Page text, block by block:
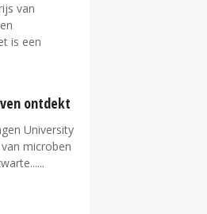
van
is een
ontdekt
University
microben